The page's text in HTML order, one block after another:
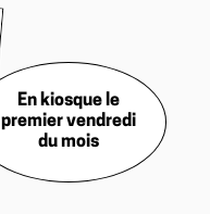
En kiosque le
premier vendredi
du mois